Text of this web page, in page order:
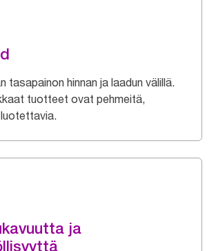
tasapainon hinnan ja laadun välillä.
tuotteet ovat pehmeitä,
ja